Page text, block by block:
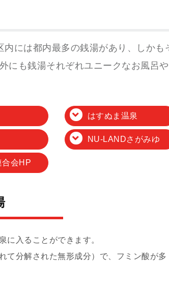
には都内最多の銭湯があり、しかも
にも銭湯それぞれユニークなお風呂
はすぬま温泉
NU-LANDさがみゆ
合会HP
に入ることができます。
て分解された無形成分）で、フミン酸が多